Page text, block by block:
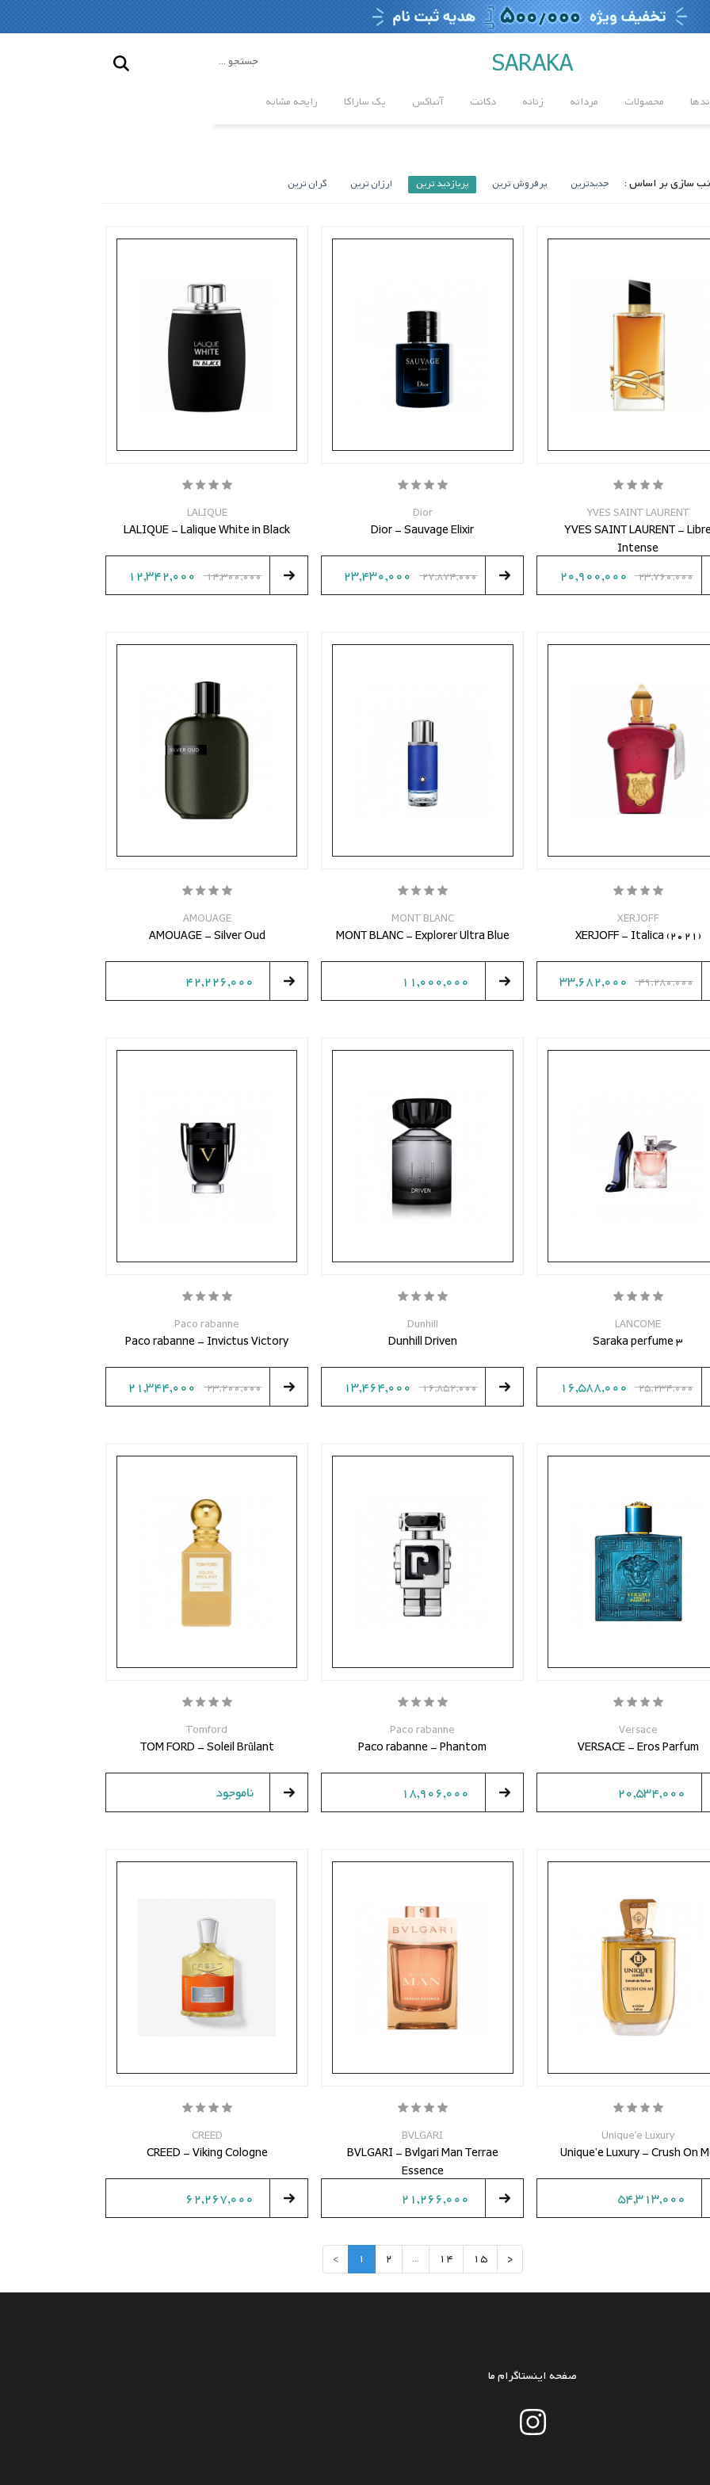
SARAKA
محصولات مردانه زنانه دکانت آنباکس پک ساراکا رایحه مشابه
سازی بر اساس : جدیدترین پرفروش ترین پربازدید ترین ارزان ترین گران ترین
YVES SAINT LAURENT
YVES SAINT LAURENT - Libre
Intense
23,760,000
20,900,000
Dior
Dior - Sauvage Elixir
27,874,000
23,430,000
LALIQUE
LALIQUE - Lalique White in Black
14,300,000
12,342,000
XERJOFF
XERJOFF - Italica (2021)
49,280,000
33,682,000
MONT BLANC
MONT BLANC - Explorer Ultra Blue
11,000,000
AMOUAGE
AMOUAGE - Silver Oud
42,226,000
LANCOME
Saraka perfume 3
25,234,000
16,588,000
Dunhill
Dunhill Driven
16,852,000
13,464,000
Paco rabanne
Paco rabanne - Invictus Victory
23,200,000
21,344,000
Versace
VERSACE – Eros Parfum
20,534,000
Paco rabanne
Paco rabanne - Phantom
18,906,000
Tomford
TOM FORD - Soleil Brûlant
ناموجود
Unique'e Luxury
Unique'e Luxury - Crush On
54,313,000
BVLGARI
BVLGARI - Bvlgari Man Terrae
Essence
21,266,000
CREED
CREED - Viking Cologne
62,267,000
> 1 2 ... 14 15 <
صفحه اینستاگرام ما